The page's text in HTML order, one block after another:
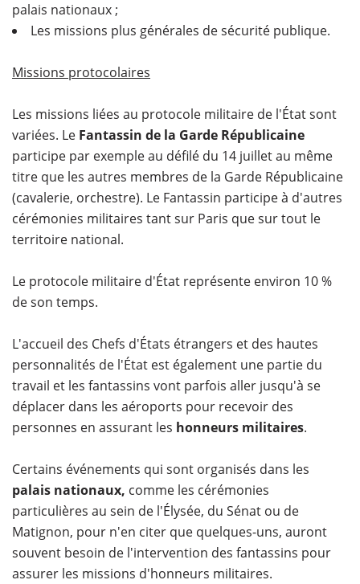
palais nationaux ;
Les missions plus générales de sécurité publique.
Missions protocolaires
Les missions liées au protocole militaire de l'État sont
variées. Le Fantassin de la Garde Républicaine
participe par exemple au défilé du 14 juillet au même
titre que les autres membres de la Garde Républicaine
(cavalerie, orchestre). Le Fantassin participe à d'autres
cérémonies militaires tant sur Paris que sur tout le
territoire national.
Le protocole militaire d'État représente environ 10 %
de son temps.
L'accueil des Chefs d'États étrangers et des hautes
personnalités de l'État est également une partie du
travail et les fantassins vont parfois aller jusqu'à se
déplacer dans les aéroports pour recevoir des
personnes en assurant les honneurs militaires.
Certains événements qui sont organisés dans les
palais nationaux, comme les cérémonies
particulières au sein de l'Élysée, du Sénat ou de
Matignon, pour n'en citer que quelques-uns, auront
souvent besoin de l'intervention des fantassins pour
assurer les missions d'honneurs militaires.